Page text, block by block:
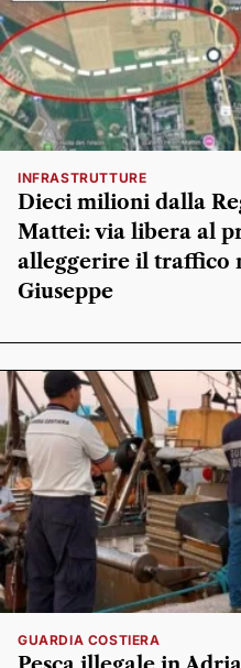
INFRASTRUTTURE
Dieci milioni dalla
Mattei: via libera al
alleggerire il traffico
Giuseppe
GUARDIA COSTIERA